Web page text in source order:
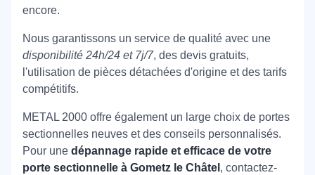
encore.
Nous garantissons un service de qualité avec une
disponibilité 24h/24 et 7j/7, des devis gratuits,
l'utilisation de pièces détachées d'origine et des tarifs
compétitifs.
METAL 2000 offre également un large choix de portes
sectionnelles neuves et des conseils personnalisés.
Pour une dépannage rapide et efficace de votre
porte sectionnelle à Gometz le Châtel , contactez-